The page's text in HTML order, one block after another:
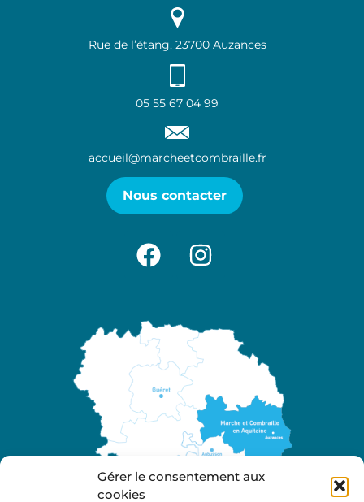
Gérer le consentement aux
cookies
Rue de l’étang, 23700 Auzances
05 55 67 04 99
accueil@marcheetcombraille.fr
Nous contacter